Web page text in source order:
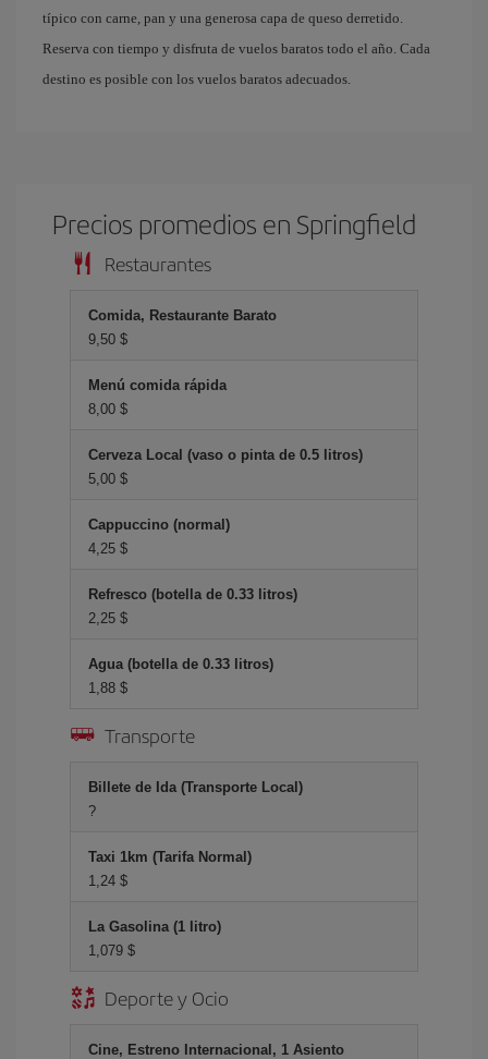
típico con carne, pan y una generosa capa de queso derretido.
Reserva con tiempo y disfruta de vuelos baratos todo el año. Cada
destino es posible con los vuelos baratos adecuados.
Precios promedios en Springfield
Restaurantes
Comida, Restaurante Barato
9,50 $
Menú comida rápida
8,00 $
Cerveza Local (vaso o pinta de 0.5 litros)
5,00 $
Cappuccino (normal)
4,25 $
Refresco (botella de 0.33 litros)
2,25 $
Agua (botella de 0.33 litros)
1,88 $
Transporte
Billete de Ida (Transporte Local)
?
Taxi 1km (Tarifa Normal)
1,24 $
La Gasolina (1 litro)
1,079 $
Deporte y Ocio
Cine, Estreno Internacional, 1 Asiento